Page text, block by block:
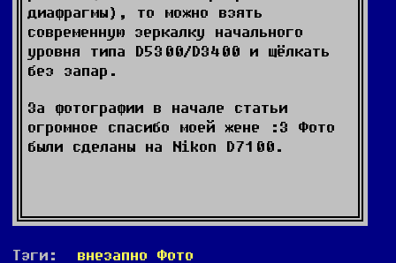
диафрагмы), то можно взять
современную зеркалку начального
уровня типа D5300/D3400 и щёлкать
без запар.
За фотографии в начале статьи
огромное спасибо моей жене :3 Фото
были сделаны на Nikon D7100.
Тэги: внезапно Фото